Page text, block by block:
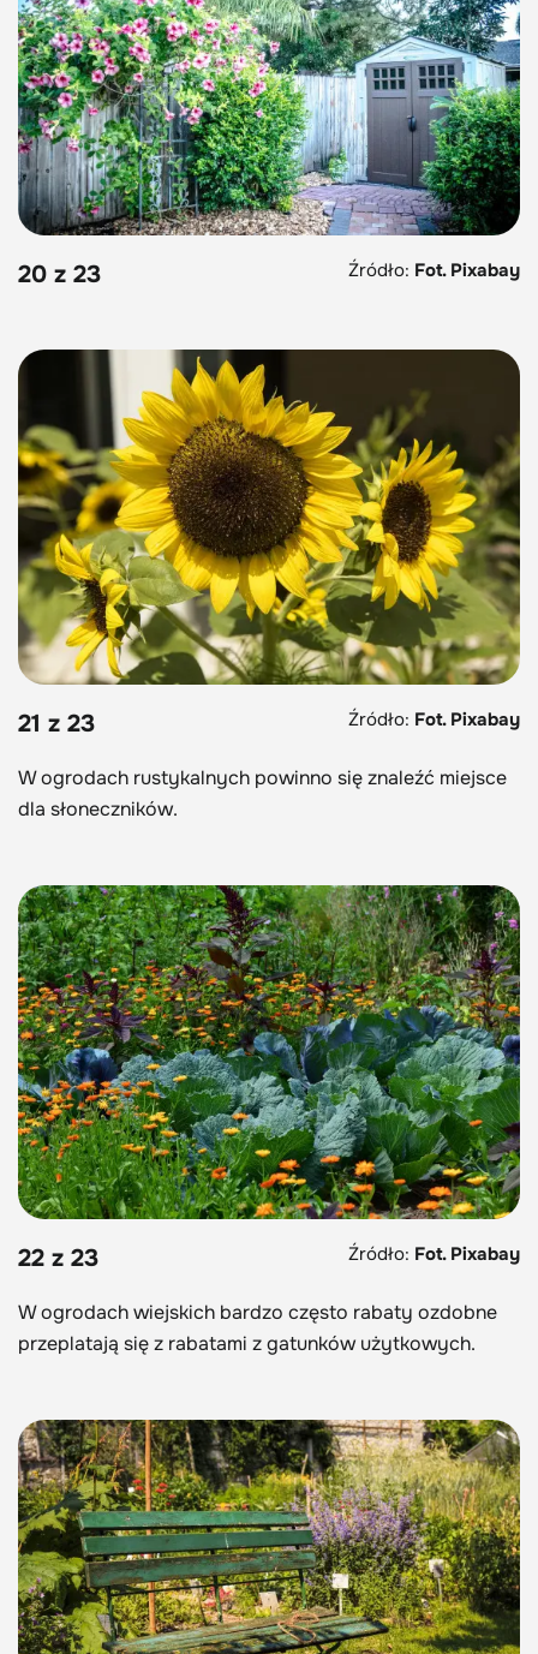
20 z 23 Źródło: Fot. Pixabay
21 z 23 Źródło: Fot. Pixabay
W ogrodach rustykalnych powinno się znaleźć miejsce
dla słoneczników.
22 z 23 Źródło: Fot. Pixabay
W ogrodach wiejskich bardzo często rabaty ozdobne
przeplatają się z rabatami z gatunków użytkowych.